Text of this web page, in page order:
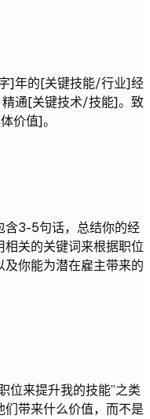
]年的[关键技能/行业]经
通[关键技术/技能]。致
价值]。
含3-5句话，总结你的经
关的关键词来根据职位
你能为潜在雇主带来的
位来提升我的技能”之类
带来什么价值，而不是